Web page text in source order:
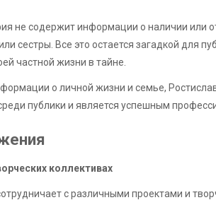
не содержит информации о наличии или
сестры. Все это остается загадкой для
частной жизни в тайне.
о личной жизни и семье,
публики и является успешным
коллективах
с различными проектами и